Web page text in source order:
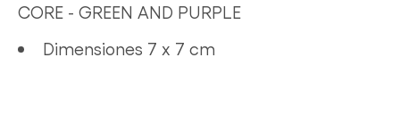
CORE - GREEN AND PURPLE
Dimensiones 7 x 7 cm